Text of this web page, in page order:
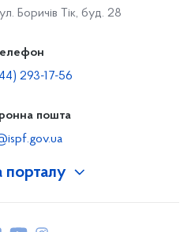
порталу
Боричів Тік, буд. 28
293-17-56
пошта